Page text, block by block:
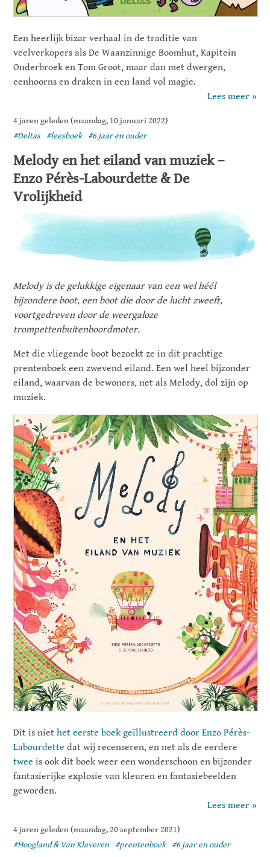
Een heerlijk bizar verhaal in de traditie van
veelverkopers als De Waanzinnige Boomhut, Kapitein
Onderbroek en Tom Groot, maar dan met dwergen,
eenhoorns en draken in een land vol magie.
Lees meer »
4 jaren geleden (maandag, 10 januari 2022)
#Deltas
#leesboek #6 jaar en ouder
Melody en het eiland van muziek –
Enzo Pérès-Labourdette & De
Vrolijkheid
Melody is de gelukkige eigenaar van een wel héél
bijzondere boot, een boot die door de lucht zweeft,
voortgedreven door de weergaloze
trompettenbuitenboordmoter.
Met die vliegende boot bezoekt ze in dit prachtige
prentenboek een zwevend eiland. Een wel heel bijzonder
eiland, waarvan de bewoners, net als Melody, dol zijn op
muziek.
Dit is niethet eerste boek geïllustreerd door Enzo Pérès-
Labourdette dat wij recenseren, en net als de eerdere
twee is ook dit boek weer een wonderschoon en bijzonder
fantasierijke explosie van kleuren en fantasiebeelden
geworden.
Lees meer »
4 jaren geleden (maandag, 20 september 2021)
#Hoogland & Van Klaveren
#prentenboek #6 jaar en ouder